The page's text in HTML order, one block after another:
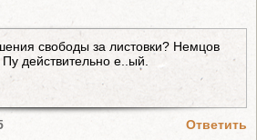
свободы за листовки? Немцов
действительно е..ый.
Ответить